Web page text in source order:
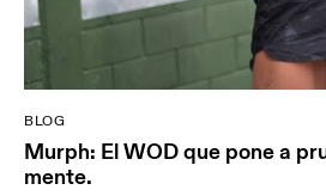
BLOG
Murph: El WOD que pone a
mente.